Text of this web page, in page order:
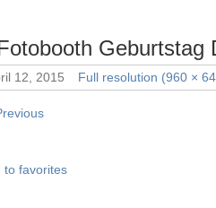
Geburtstag
12, 2015 Full resolution (960 ×
to favorites